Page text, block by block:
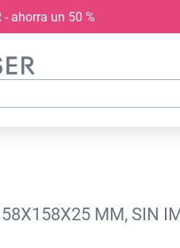
- ahorra un 50 %
MM, SIN